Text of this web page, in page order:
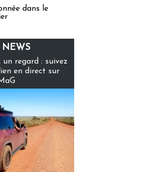
dans le
NEWS
un regard : suivez
en direct sur